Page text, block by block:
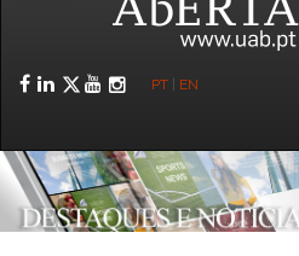
Facebook
LinkedIn
Twitter
YouTube
Instagram
PT EN